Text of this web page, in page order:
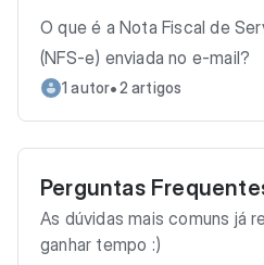
O que é a Nota Fiscal de
(NFS-e) enviada no e-mail?
1 autor•2 artigos
Perguntas
As dúvidas mais comuns já
ganhar tempo :)